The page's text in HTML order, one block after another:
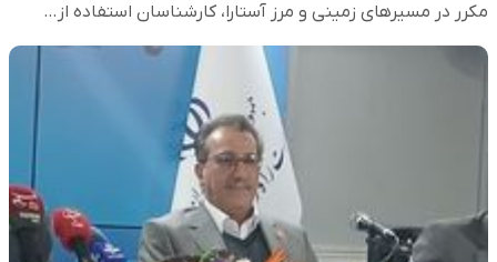
مکرر در مسیرهای زمینی و مرز آستارا، کارشناسان استفاده از…